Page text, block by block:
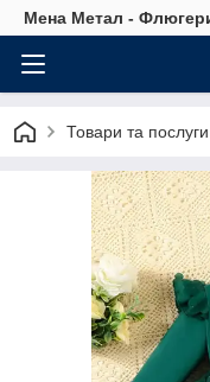
Мена Метал -
Товари та послуги